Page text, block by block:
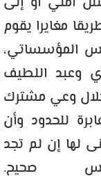
مغايرا يقوم
المؤسساتي،
وعبد اللطيف
وعي مشترك
للحدود وأن
لها إن لم تجد
صحيح.